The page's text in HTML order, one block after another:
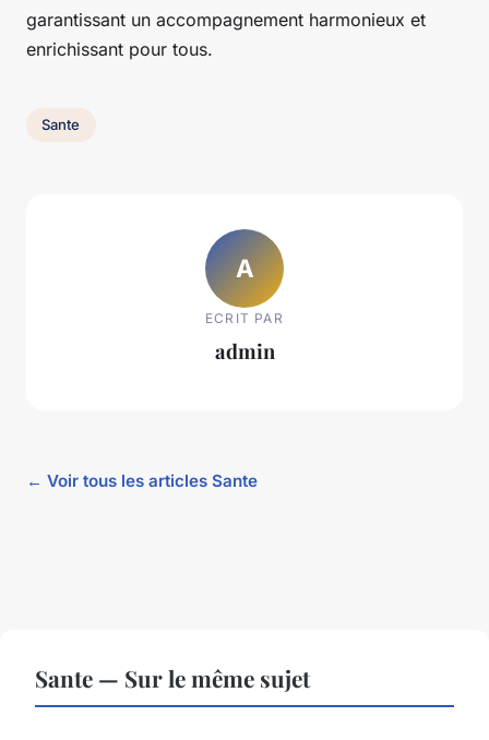
garantissant un accompagnement harmonieux et
enrichissant pour tous.
Sante
A
ECRIT PAR
admin
← Voir tous les articles Sante
Sante — Sur le même sujet